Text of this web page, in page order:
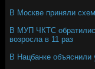
В Москве приняли
В МУП ЧКТС
возросла в 11 раз
В Нацбанке объяснили